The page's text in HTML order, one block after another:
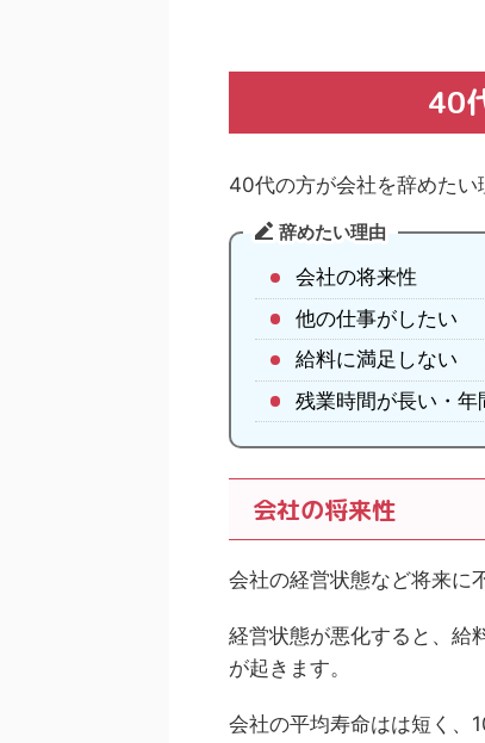
40
40代の方が会社を辞めたい
辞めたい理由
会社の将来性
他の仕事がしたい
給料に満足しない
残業時間が長い・年
会社の将来性
会社の経営状態など将来に
経営状態が悪化すると、給
が起きます。
会社の平均寿命はは短く、